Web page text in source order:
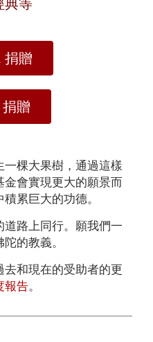
捐贈
捐贈
一棵大果樹，通過這樣
會實現更大的願景而
累巨大的功德。
路上同行。願我們一
的教義。
和現在的受助者的更
報告。